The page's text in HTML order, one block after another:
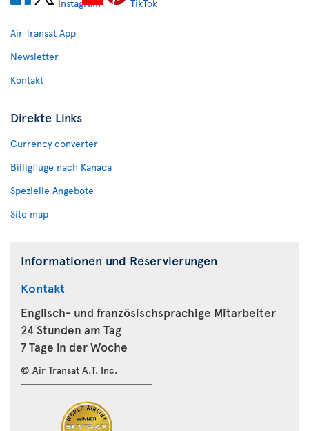
Air Transat App
Newsletter
Kontakt
Direkte Links
Currency converter
Billigflüge nach Kanada
Spezielle Angebote
Site map
Informationen und Reservierungen
Kontakt
Englisch- und französischsprachige Mitarbeiter
24 Stunden am Tag
7 Tage in der Woche
© Air Transat A.T. Inc.